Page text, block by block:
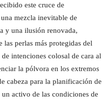
este cruce de
mezcla inevitable de
y una ilusión renovada,
las perlas más protegidas del
intenciones colosal de cara al
la pólvora en los extremos
cabeza para la planificación de
activo de las condiciones de